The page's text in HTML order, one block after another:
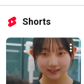
Shorts